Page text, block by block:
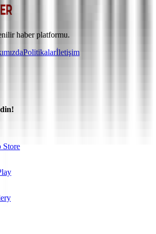
haber platformu.
Politikalarİletişim
Store